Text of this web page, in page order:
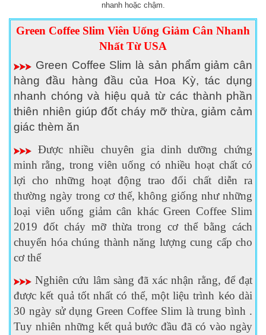
nhanh hoặc chậm.
Green Coffee Slim Viên Uống Giảm Cân Nhanh
Nhất Từ USA
Green Coffee Slim là sản phẩm giảm cân
hàng đầu hàng đầu của Hoa Kỳ, tác dụng
nhanh chóng và hiệu quả từ các thành phần
thiên nhiên giúp đốt cháy mỡ thừa, giảm cảm
giác thèm ăn
Được nhiều chuyên gia dinh dưỡng chứng
minh rằng, trong viên uống có nhiều hoạt chất có
lợi cho những hoạt động trao đổi chất diễn ra
thường ngày trong cơ thế, không giống như những
loại viên uống giảm cân khác Green Coffee Slim
2019 đốt cháy mỡ thừa trong cơ thể bằng cách
chuyển hóa chúng thành năng lượng cung cấp cho
cơ thể
Nghiên cứu lâm sàng đã xác nhận rằng, để đạt
được kết quả tốt nhất có thể, một liệu trình kéo dài
30 ngày sử dụng Green Coffee Slim là trung bình .
Tuy nhiên những kết quả bước đầu đã có vào ngày